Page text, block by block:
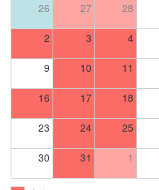
26
27 28
2 3 4
9 10 11
16 17 18
23 24 25
30 31 1